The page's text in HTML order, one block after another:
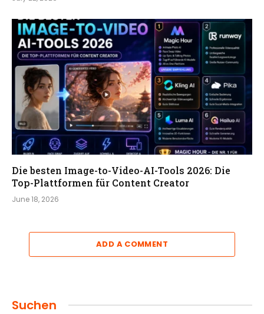
Die besten Image-to-Video-AI-Tools 2026: Die
Top-Plattformen für Content Creator
June 18, 2026
ADD A COMMENT
Suchen